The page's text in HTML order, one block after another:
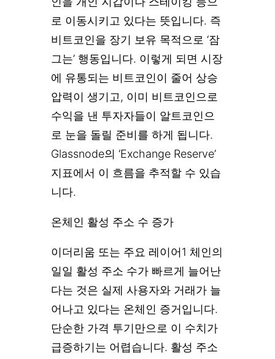
로 이동시키고 있다는 뜻입니다. 즉
비트코인을 장기 보유 목적으로 ‘잠
그는’ 행동입니다. 이렇게 되면 시장
에 유통되는 비트코인이 줄어 상승
압력이 생기고, 이미 비트코인으로
수익을 낸 투자자들이 알트코인으
로 눈을 돌릴 준비를 하게 됩니다.
Glassnode의 ‘Exchange Reserve’
지표에서 이 흐름을 추적할 수 있습
니다.
온체인 활성 주소 수 증가
이더리움 또는 주요 레이어1 체인의
일일 활성 주소 수가 빠르게 늘어난
다는 것은 실제 사용자와 거래가 늘
어나고 있다는 온체인 증거입니다.
단순한 가격 투기만으로 이 수치가
급증하기는 어렵습니다. 활성 주소